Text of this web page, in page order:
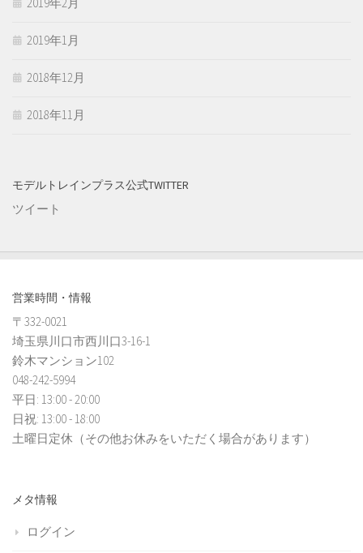
2019年1月
2018年12月
2018年11月
モデルトレインプラス公式TWITTER
ツイート
営業時間・情報
〒332-0021
埼玉県川口市西川口3-16-1
鈴木マンション102
048-242-5994
平日: 13:00 - 20:00
日祝: 13:00 - 18:00
土曜日定休（その他お休みをいただく場合があります）
メタ情報
ログイン